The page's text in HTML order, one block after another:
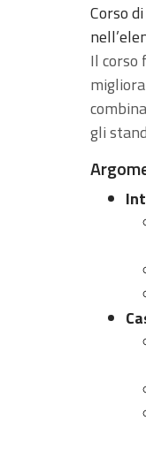
Corso
Il corso
gli